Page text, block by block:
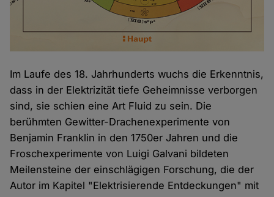
Im Laufe des 18. Jahrhunderts wuchs die Erkenntnis,
dass in der Elektrizität tiefe Geheimnisse verborgen
sind, sie schien eine Art Fluid zu sein. Die
berühmten Gewitter-Drachenexperimente von
Benjamin Franklin in den 1750er Jahren und die
Froschexperimente von Luigi Galvani bildeten
Meilensteine der einschlägigen Forschung, die der
Autor im Kapitel "Elektrisierende Entdeckungen" mit